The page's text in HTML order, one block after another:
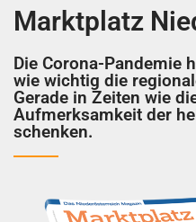
Marktplatz
Die Corona-Pandemie
wie wichtig die
Gerade in Zeiten wie
Aufmerksamkeit der
schenken.